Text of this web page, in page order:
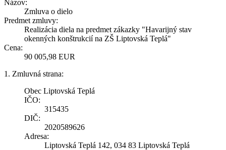
Názov:
Zmluva o dielo
Predmet zmluvy:
Realizácia diela na predmet zákazky "Havarijný stav
okenných konštrukcií na ZŠ Liptovská Teplá"
Cena:
90 005,98 EUR
1. Zmluvná strana:
Obec Liptovská Teplá
IČO:
315435
DIČ:
2020589626
Adresa:
Liptovská Teplá 142, 034 83 Liptovská Teplá